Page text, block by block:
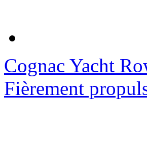
Cognac Yacht
Fièrement